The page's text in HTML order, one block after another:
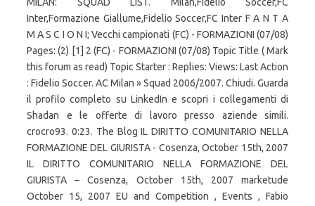
Inter,Formazione Giallume,Fidelio Soccer,FC Inter F A N T A
M A S C I O N I; Vecchi campionati (FC) - FORMAZIONI (07/08)
Pages: (2) [1] 2 (FC) - FORMAZIONI (07/08) Topic Title ( Mark
this forum as read) Topic Starter : Replies: Views: Last Action
: Fidelio Soccer. AC Milan » Squad 2006/2007. Chiudi. Guarda
il profilo completo su LinkedIn e scopri i collegamenti di
Shadan e le offerte di lavoro presso aziende simili.
crocro93. 0:23. The Blog IL DIRITTO COMUNITARIO NELLA
FORMAZIONE DEL GIURISTA - Cosenza, October 15th, 2007
IL DIRITTO COMUNITARIO NELLA FORMAZIONE DEL
GIURISTA – Cosenza, October 15th, 2007 marketude
October 15, 2007 EU and Competition , Events , Fabio